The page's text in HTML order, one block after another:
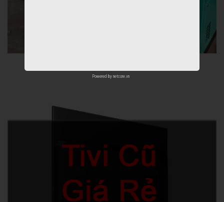
Powered by netcore.vn